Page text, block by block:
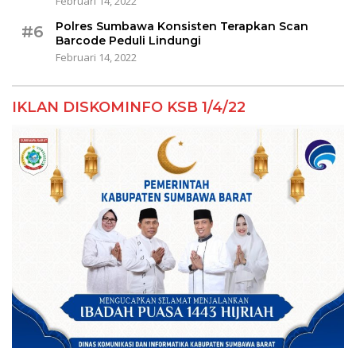
#6
Polres Sumbawa Konsisten Terapkan Scan
Barcode Peduli Lindungi
Februari 14, 2022
IKLAN DISKOMINFO KSB 1/4/22